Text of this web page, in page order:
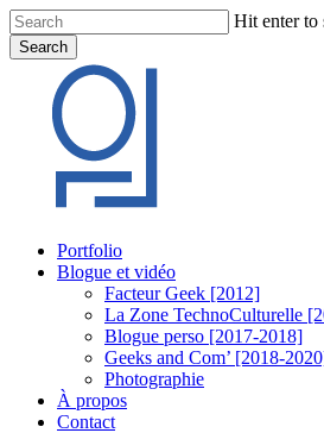
Skip
to
main
content
Hit enter to
Search
Search
Menu
Portfolio
Blogue et vidéo
Facteur Geek [2012]
La Zone TechnoCulturelle
Blogue perso [2017-2018]
Geeks and Com’ [2018-
Photographie
À propos
Contact